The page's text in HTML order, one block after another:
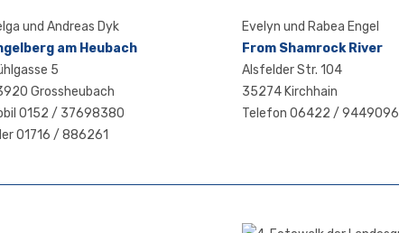
und Andre­as Dyk
am Heubach
5
Grossheubach
0152 / 37698380
01716 / 886261
Eve­lyn und Rabea Engel
From Sham­rock River
Als­fel­der Str. 104
35274 Kirchhain
Tele­fon 06422 / 9449096